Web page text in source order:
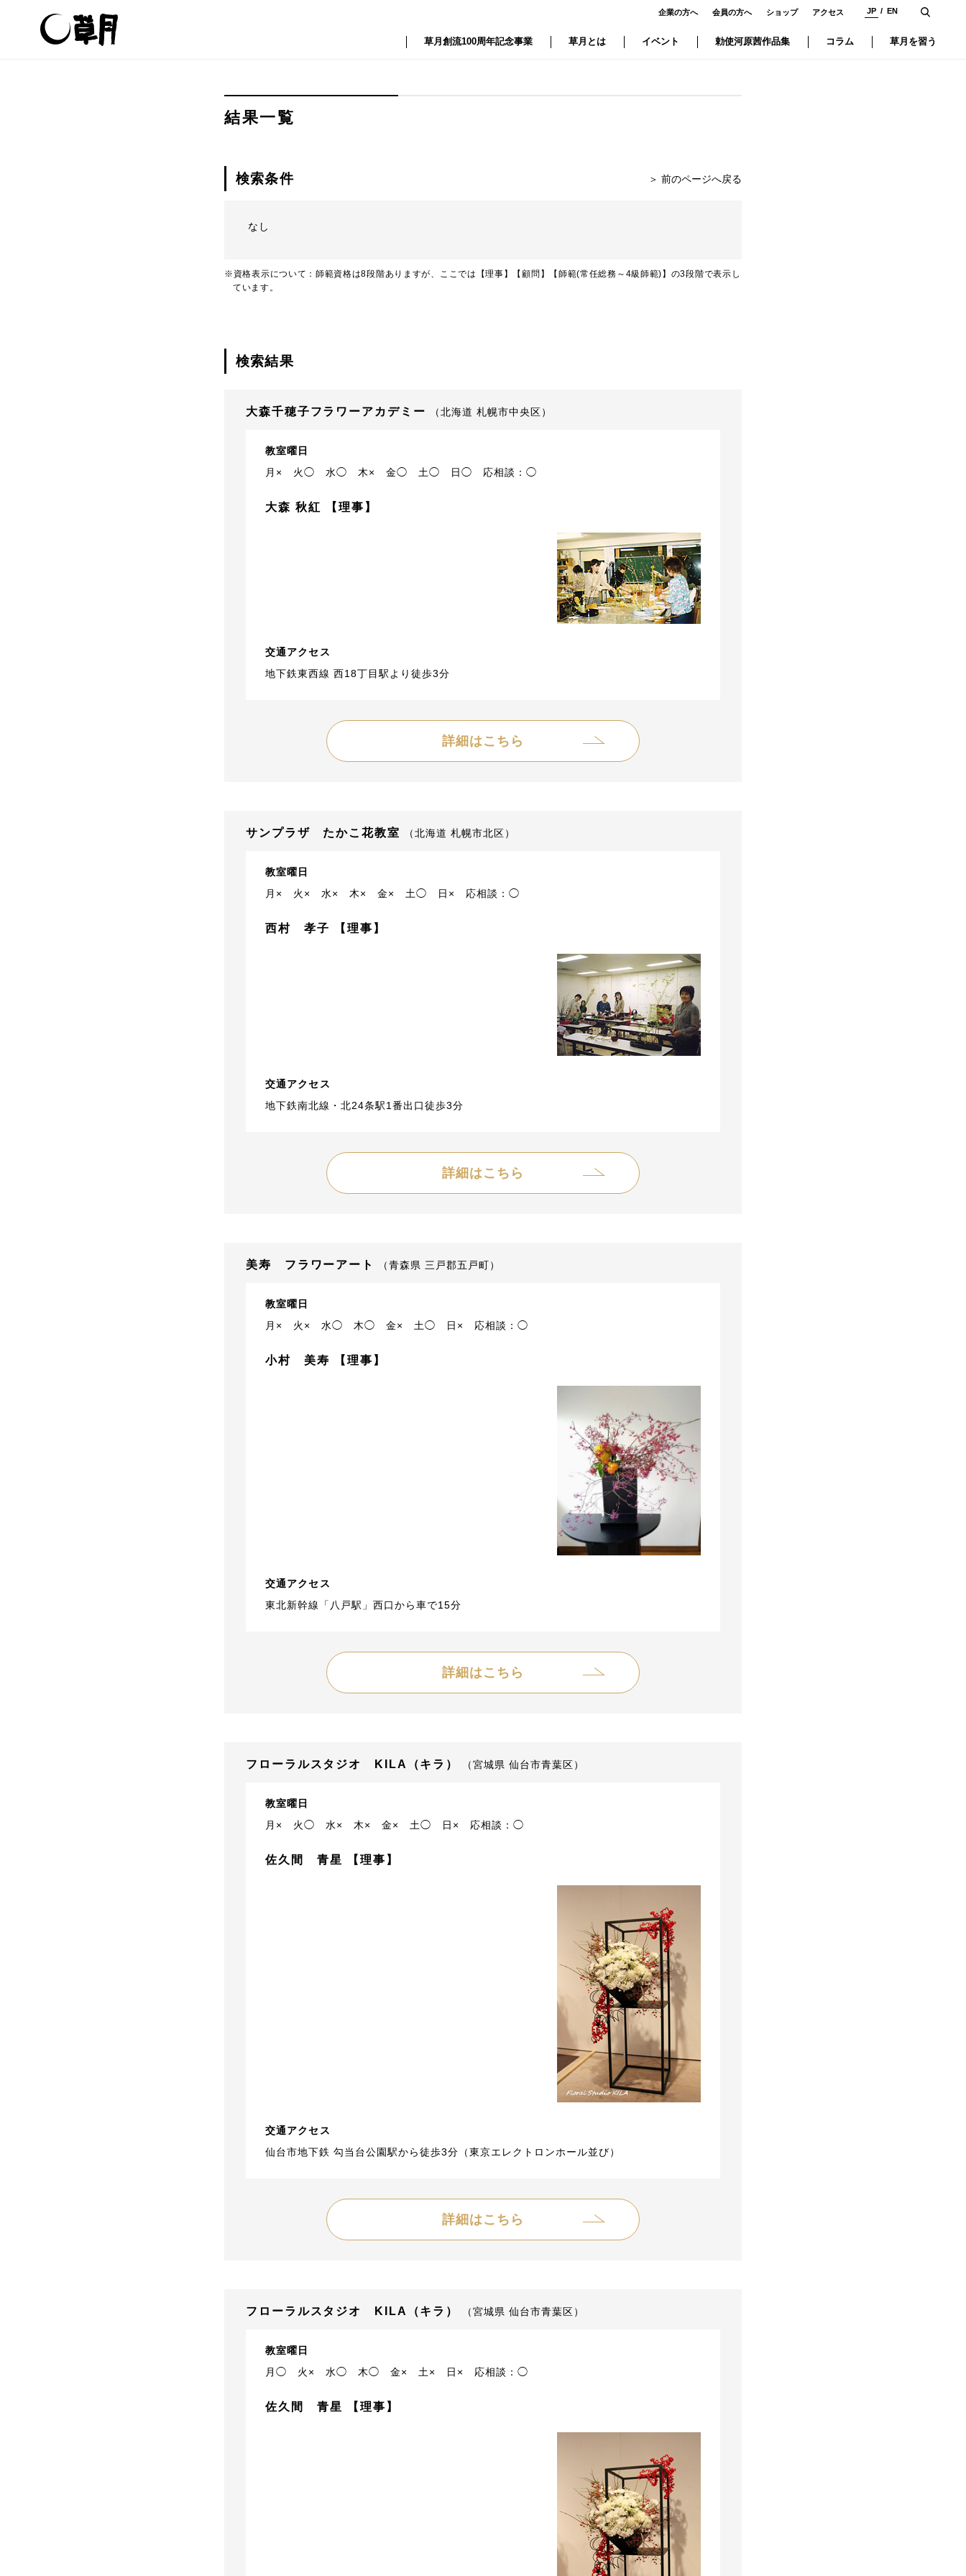
企業の方へ 会員の方へ ショップ アクセス JP EN
草月創流100周年記念事業 草月とは イベント 勅使河原茜作品集 コラム 草月を習う
結果一覧
検索条件 ＞ 前のページへ戻る
なし
※資格表示について：師範資格は8段階ありますが、ここでは【理事】【顧問】【師範(常任総務～4級師範)】の3段階で表示し
ています。
検索結果
大森千穂子フラワーアカデミー （北海道 札幌市中央区）
教室曜日
月×
火◯ 水◯ 木× 金◯ 土◯ 日◯ 応相談：◯
大森 秋紅 【理事】
交通アクセス
地下鉄東西線 西18丁目駅より徒歩3分
詳細はこちら
サンプラザ たかこ花教室 （北海道 札幌市北区）
教室曜日
月×
火× 水× 木× 金× 土◯ 日× 応相談：◯
西村 孝子 【理事】
交通アクセス
地下鉄南北線・北24条駅1番出口徒歩3分
詳細はこちら
美寿 フラワーアート （青森県 三戸郡五戸町）
教室曜日
月×
火× 水◯ 木◯ 金× 土◯ 日× 応相談：◯
小村 美寿 【理事】
交通アクセス
東北新幹線「八戸駅」西口から車で15分
詳細はこちら
フローラルスタジオ KILA（キラ） （宮城県 仙台市青葉区）
教室曜日
月×
火◯ 水× 木× 金× 土◯ 日× 応相談：◯
佐久間 青星 【理事】
交通アクセス
仙台市地下鉄 勾当台公園駅から徒歩3分（東京エレクトロンホール並び）
詳細はこちら
フローラルスタジオ KILA（キラ） （宮城県 仙台市青葉区）
教室曜日
月◯
火× 水◯ 木◯ 金× 土× 日× 応相談：◯
佐久間 青星 【理事】